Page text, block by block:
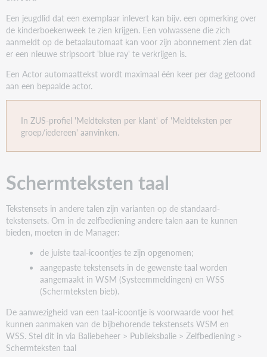
School
meldingen
(WSU) Schermteksten
school
Schermteksten
bieb
WSS-
variant
via
Manager
Opmaak
van
teksten
en
placeholders
[{0}]
#LOCATION#
[LIBRARYNAME]
Andere
placeholders
Een jeugdlid dat een exemplaar inlevert kan bijv. een opmerking over
de kinderboekenweek te zien krijgen. Een volwassene die zich
aanmeldt op de betaalautomaat kan voor zijn abonnement zien dat
er een nieuwe stripsoort 'blue ray' te verkrijgen is.
Een Actor automaattekst wordt maximaal één keer per dag getoond
aan een bepaalde actor.
In ZUS-profiel 'Meldteksten per klant' of 'Meldteksten per
groep/iedereen' aanvinken.
Schermteksten taal
Tekstensets in andere talen zijn varianten op de standaard-
tekstensets. Om in de zelfbediening andere talen aan te kunnen
bieden, moeten in de Manager:
de juiste taal-icoontjes te zijn opgenomen;
aangepaste tekstensets in de gewenste taal worden
aangemaakt in WSM (Systeemmeldingen) en WSS
(Schermteksten bieb).
De aanwezigheid van een taal-icoontje is voorwaarde voor het
kunnen aanmaken van de bijbehorende tekstensets WSM en
WSS. Stel dit in via Baliebeheer > Publieksbalie > Zelfbediening >
Schermteksten taal